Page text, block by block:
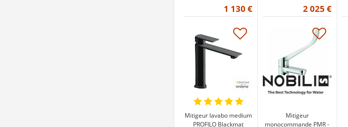
1 130 € 2 025 €
Mitigeur lavabo medium
PROFILO Blackmat
Mitigeur
monocommande PMR -